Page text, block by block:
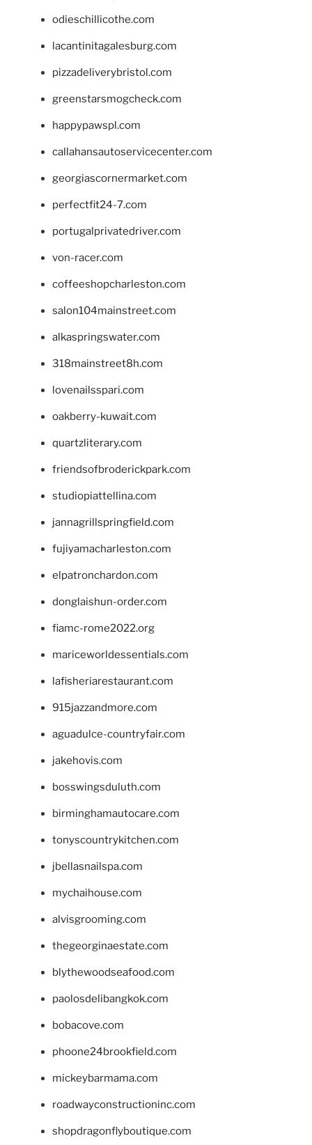
odieschillicothe.com
lacantinitagalesburg.com
pizzadeliverybristol.com
greenstarsmogcheck.com
happypawspl.com
callahansautoservicecenter.com
georgiascornermarket.com
perfectfit24-7.com
portugalprivatedriver.com
von-racer.com
coffeeshopcharleston.com
salon104mainstreet.com
alkaspringswater.com
318mainstreet8h.com
lovenailsspari.com
oakberry-kuwait.com
quartzliterary.com
friendsofbroderickpark.com
studiopiattellina.com
jannagrillspringfield.com
fujiyamacharleston.com
elpatronchardon.com
donglaishun-order.com
fiamc-rome2022.org
mariceworldessentials.com
lafisheriarestaurant.com
915jazzandmore.com
aguadulce-countryfair.com
jakehovis.com
bosswingsduluth.com
birminghamautocare.com
tonyscountrykitchen.com
jbellasnailspa.com
mychaihouse.com
alvisgrooming.com
thegeorginaestate.com
blythewoodseafood.com
paolosdelibangkok.com
bobacove.com
phoone24brookfield.com
mickeybarmama.com
roadwayconstructioninc.com
shopdragonflyboutique.com